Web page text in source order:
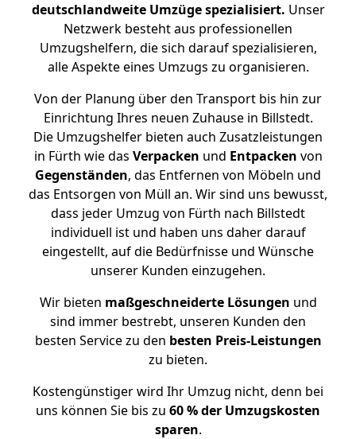
deutschlandweite Umzüge spezialisiert. Unser
Netzwerk besteht aus professionellen
Umzugshelfern, die sich darauf spezialisieren,
alle Aspekte eines Umzugs zu organisieren.
Von der Planung über den Transport bis hin zur
Einrichtung Ihres neuen Zuhause in Billstedt.
Die Umzugshelfer bieten auch Zusatzleistungen
in Fürth wie das Verpacken und Entpacken von
Gegenständen, das Entfernen von Möbeln und
das Entsorgen von Müll an. Wir sind uns bewusst,
dass jeder Umzug von Fürth nach Billstedt
individuell ist und haben uns daher darauf
eingestellt, auf die Bedürfnisse und Wünsche
unserer Kunden einzugehen.
Wir bieten maßgeschneiderte Lösungen und
sind immer bestrebt, unseren Kunden den
besten Service zu den besten Preis-Leistungen
zu bieten.
Kostengünstiger wird Ihr Umzug nicht, denn bei
uns können Sie bis zu 60 % der Umzugskosten
sparen.